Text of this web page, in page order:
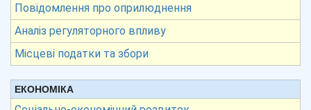
Повідомлення про оприлюднення
Аналіз регуляторного впливу
Місцеві податки та збори
ЕКОНОМІКА